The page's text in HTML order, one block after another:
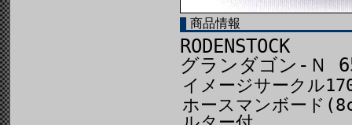
商品情報
RODENSTOCK
グランダゴン-Ｎ
イメージサークル
ホースマンボード